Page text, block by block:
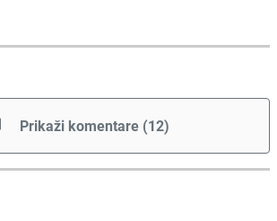
Prikaži komentare (12)